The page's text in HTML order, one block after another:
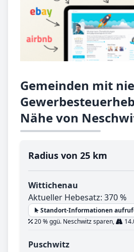
Gemeinden mit
Nähe von
Radius von 25 km
Wittichenau
Aktueller Hebesatz: 370 %
Standort-Informationen
20 % ggü. Neschwitz sparen,
Puschwitz